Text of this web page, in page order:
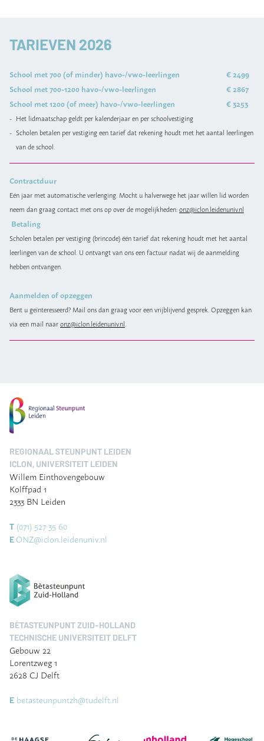
TARIEVEN 2026
School met 700 (of minder) havo-/vwo-leerlingen
€ 2499
School met 700-1200 havo-/vwo-leerlingen
€ 2867
School met 1200 (of meer) havo-/vwo-leerlingen
€ 3253
Het lidmaatschap geldt per kalenderjaar en per schoolvestiging
Scholen betalen per vestiging een tarief dat rekening houdt met het aantal leerlingen
van de school.
Contractduur
Eén jaar met automatische verlenging. Mocht u halverwege het jaar willen lid worden
neem dan graag contact met ons op over de mogelijkheden:onz@iclon.leidenuniv.nl
Betaling
Scholen betalen per vestiging (brincode) één tarief dat rekening houdt met het aantal
leerlingen van de school. U ontvangt van ons een factuur nadat wij de aanmelding
hebben ontvangen.
Aanmelden of opzeggen
Bent u geïnteresseerd? Mail ons dan graag voor een vrijblijvend gesprek. Opzeggen kan
via een mail naaronz@iclon.leidenuniv.nl
REGIONAAL STEUNPUNT LEIDEN
ICLON, UNIVERSITEIT LEIDEN
Willem Einthovengebouw
Kolffpad 1
2333 BN Leiden
T (071) 527 35 60
E ONZ@iclon.leidenuniv.nl
BÈTASTEUNPUNT ZUID-HOLLAND
TECHNISCHE UNIVERSITEIT DELFT
Gebouw 22
Lorentzweg 1
2628 CJ Delft
E betasteunpuntzh@tudelft.nl